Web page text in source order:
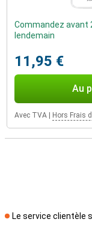
Commandez avant
lendemain
11,95 €
Au
Avec TVA Hors Frais
Le service clientèle